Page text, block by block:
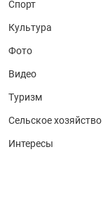
Спорт
Культура
Фото
Видео
Туризм
Сельское хозяйство
Интересы